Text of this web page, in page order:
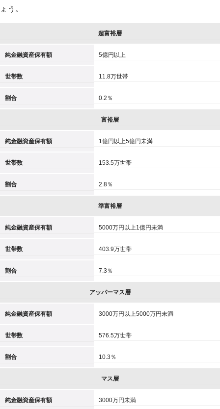
ょう。
超富裕層
純金融資産保有額 5億円以上
世帯数 11.8万世帯
割合 0.2％
富裕層
純金融資産保有額 1億円以上5億円未満
世帯数 153.5万世帯
割合 2.8％
準富裕層
純金融資産保有額 5000万円以上1億円未満
世帯数 403.9万世帯
割合 7.3％
アッパーマス層
純金融資産保有額 3000万円以上5000万円未満
世帯数 576.5万世帯
割合 10.3％
マス層
純金融資産保有額 3000万円未満